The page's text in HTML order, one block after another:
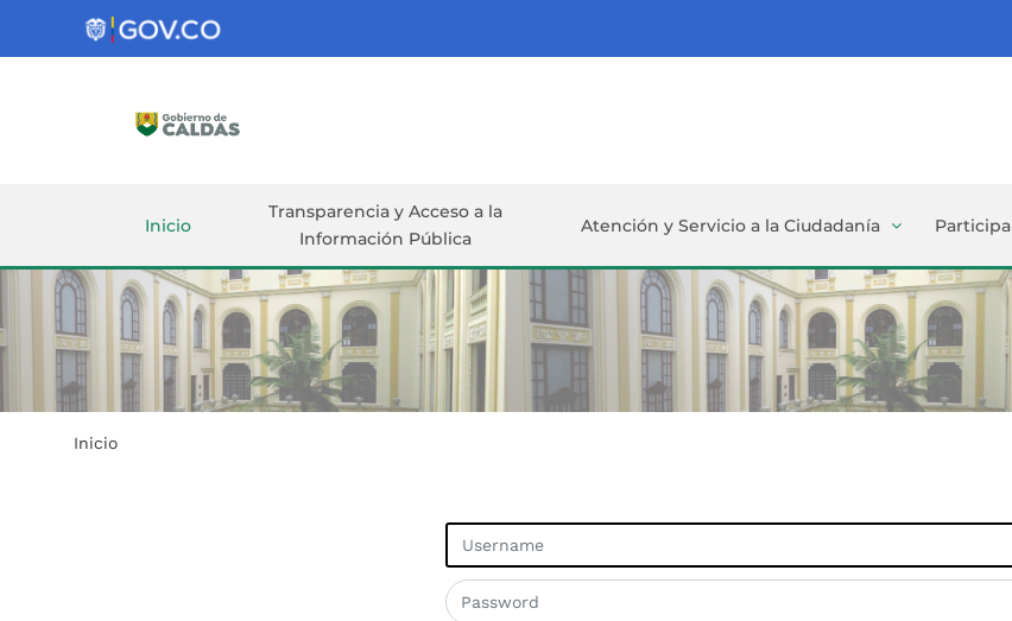
Gobernación
Inicio
Transparencia y Acceso a la
Información Pública
Atención y Servicio a la Ciudadanía Participa
Inicio